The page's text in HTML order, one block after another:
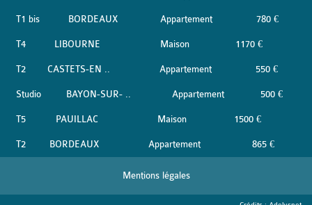
T1 bis BORDEAUX Appartement 780 €
T4 LIBOURNE Maison 1170 €
T2 CASTETS-EN .. Appartement 550 €
Studio BAYON-SUR- .. Appartement 500 €
T5 PAUILLAC Maison 1500 €
T2 BORDEAUX Appartement 865 €
Mentions légales